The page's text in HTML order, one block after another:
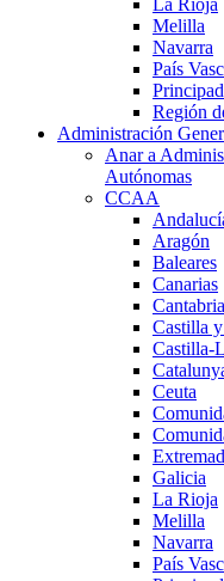
Melilla
Navarra
País
Región
Administración
Anar a
Autónomas
CCAA
Aragón
Baleares
Canarias
Cantabria
Castilla
Castilla-
Ceuta
Galicia
La Rioja
Melilla
Navarra
País